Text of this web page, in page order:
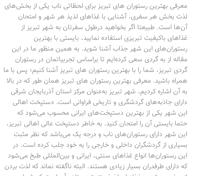
معرفی بهترین رستوران های تبریز برای لحظاتی ناب یکی از بخش‌های
لذت بخش هر سفری، آشنایی با غذاهای لذیذ هر شهر و امتحان
آن‌ها است. طبیعتا اگر بخواهید درطول سفرتان به شهر تبریز از
غذاهای باکیفیت تبریزی استفاده نمایید، بایستی با بهترین
رستوران‌های این شهر جذاب آشنا شوید. به همین منظور ما در این
مقاله از به گردی سعی کرده‌ایم تا براساس تجربیاتمان در رستوران
گردی تبریز، شما را با بهترین رستوران های تبریز آشنا کنیم؛ پس با ما
همراه باشید. معرفی بهترین رستوران های تبریز همان‌ طور که در بالا
به آن اشاره کردیم، شهر تبریز به‌عنوان مرکز استان آذربایجان شرقی
دارای جاذبه‌های گردشگری و تاریخی فراوانی است. دستپخت اهالی
این شهر یکی از بهترین دستپخت‌های ایرانی محسوب می‌شود که
حتما بایستی آن را امتحان کنید. به خاطر دستپخت عالی اهالی تبریز،
این شهر دارای رستوران‌های ناب و درجه یک می‌باشد که نظر مثبت
بسیاری از گردشگران داخلی و خارجی را به خود جلب کرده است. در
این رستوران‌ها انواع غذاهای سنتی، ایرانی و بین‌المللی طبخ می‌شود
که دارای طرفدران بسیار زیادی هستند. البته ناگفته نماند که لذت بردن